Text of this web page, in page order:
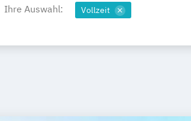
Ihre Auswahl: Vollzeit